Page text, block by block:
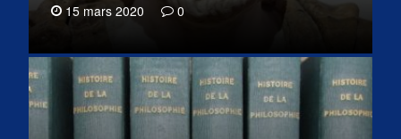
15 mars 2020 0